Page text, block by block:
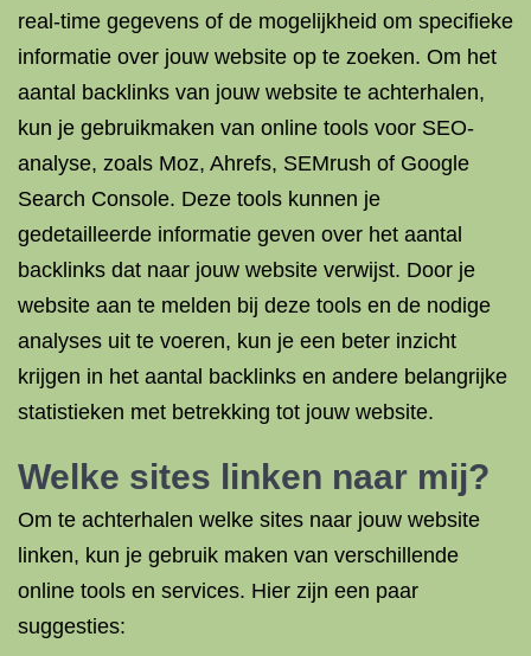
real-time gegevens of de mogelijkheid om specifieke
informatie over jouw website op te zoeken. Om het
aantal backlinks van jouw website te achterhalen,
kun je gebruikmaken van online tools voor SEO-
analyse, zoals Moz, Ahrefs, SEMrush of Google
Search Console. Deze tools kunnen je
gedetailleerde informatie geven over het aantal
backlinks dat naar jouw website verwijst. Door je
website aan te melden bij deze tools en de nodige
analyses uit te voeren, kun je een beter inzicht
krijgen in het aantal backlinks en andere belangrijke
statistieken met betrekking tot jouw website.
Welke sites linken naar mij?
Om te achterhalen welke sites naar jouw website
linken, kun je gebruik maken van verschillende
online tools en services. Hier zijn een paar
suggesties: